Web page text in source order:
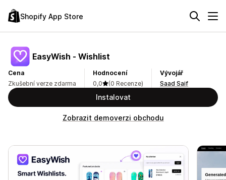
Shopify App Store
EasyWish ‑ Wishlist
Cena
Zkušební verze zdarma
Hodnocení
0,0
(0 Recenze)
Vývojář
Saad Saif
Instalovat
Zobrazit demoverzi obchodu